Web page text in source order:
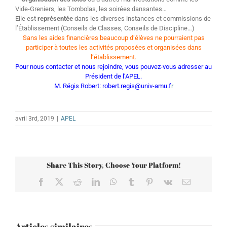
Vide-Greniers, les Tombolas, les soirées dansantes…
Elle est représentée dans les diverses instances et commissions de
l’Établissement (Conseils de Classes, Conseils de Discipline…)
Sans les aides financières beaucoup d’élèves ne pourraient pas
participer à toutes les activités proposées et organisées dans
l’établissement.
Pour nous contacter et nous rejoindre, vous pouvez-vous adresser au
Président de l’APEL.
M. Régis Robert: robert.regis@univ-amu.fr
avril 3rd, 2019 APEL
Share This Story, Choose Your Platform!
Facebook RedditLinkedInWhatsApp
Tumblr Pinterest
Vk Email